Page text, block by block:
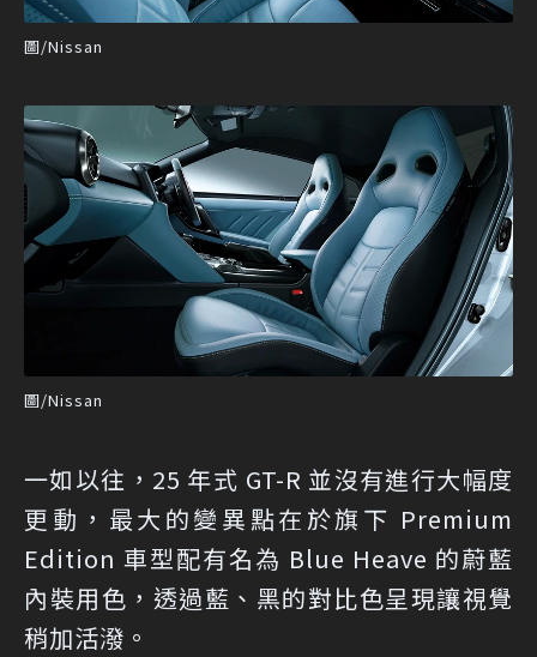
圖/Nissan
圖/Nissan
一如以往，25 年式 GT-R 並沒有進行大幅度
更動，最大的變異點在於旗下 Premium
Edition 車型配有名為 Blue Heave 的蔚藍
內裝用色，透過藍、黑的對比色呈現讓視覺
稍加活潑。